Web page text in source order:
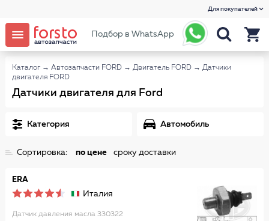
Для покупателей
Подбор в WhatsApp
Каталог → Автозапчасти FORD → Двигатель FORD → Датчики
двигателя FORD
Датчики двигателя для Ford
Категория Автомобиль
Сортировка: по цене сроку доставки
ERA
Италия
Датчик давления масла 330322